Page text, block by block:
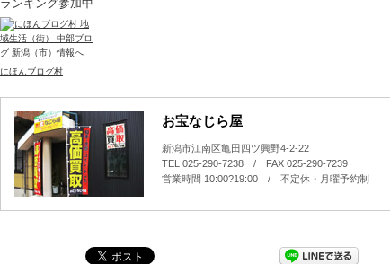
ランキング参加中
にほんブログ村
お宝なじら屋
新潟市江南区亀田四ツ興野4-2-22
TEL 025-290-7238 / FAX 025-290-7239
営業時間 10:00?19:00 / 不定休・月曜予約制